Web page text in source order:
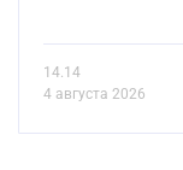
14.14
4 августа 2026